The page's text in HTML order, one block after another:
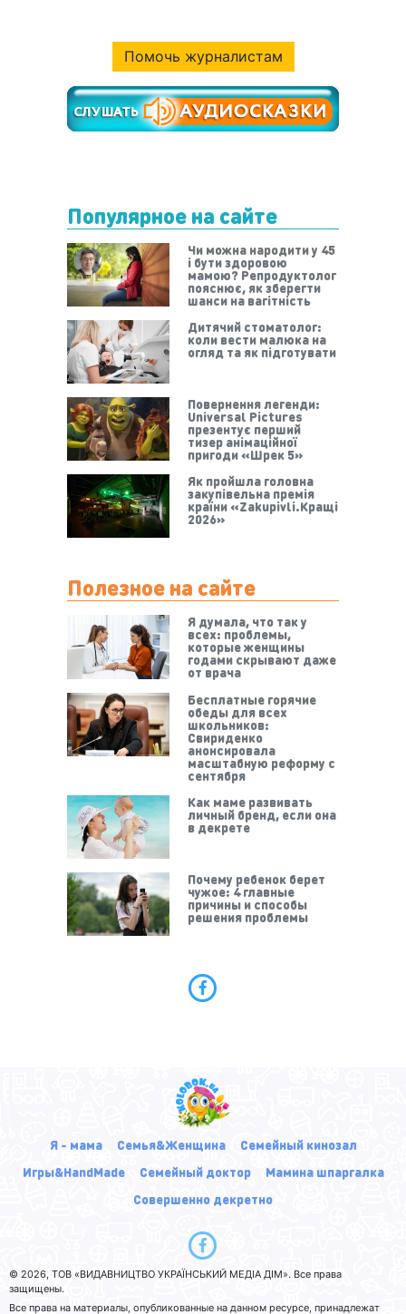
Помочь журналистам
Популярное на сайте
Чи можна народити у 45
і бути здоровою
мамою? Репродуктолог
пояснює, як зберегти
шанси на вагітність
Дитячий стоматолог:
коли вести малюка на
огляд та як підготувати
Повернення легенди:
Universal Pictures
презентує перший
тизер анімаційної
пригоди «Шрек 5»
Як пройшла головна
закупівельна премія
країни «Zakupivli.Кращі
2026»
Полезное на сайте
Я думала, что так у
всех: проблемы,
которые женщины
годами скрывают даже
от врача
Бесплатные горячие
обеды для всех
школьников:
Свириденко
анонсировала
масштабную реформу с
сентября
Как маме развивать
личный бренд, если она
в декрете
Почему ребенок берет
чужое: 4 главные
причины и способы
решения проблемы
Я - мама Семья&Женщина
Семейный кинозал
Игры&HandMade
Семейный доктор
Мамина шпаргалка
Совершенно декретно
© 2026, ТОВ «ВИДАВНИЦТВО УКРАЇНСЬКИЙ МЕДІА ДІМ». Все права
защищены.
Все права на материалы, опубликованные на данном ресурсе, принадлежат